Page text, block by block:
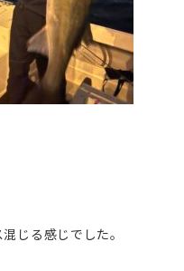
じる感じでした。